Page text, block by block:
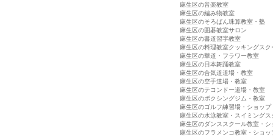
麻生区の音楽教室
麻生区の編み物教室
麻生区のそろばん珠算教室・塾
麻生区の囲碁教室サロン
麻生区の書道習字教室
麻生区の料理教室クッキングスク
麻生区の華道・フラワー教室
麻生区の日本舞踊教室
麻生区の合気道道場・教室
麻生区の空手道場・教室
麻生区のテコンドー道場・教室
麻生区のボクシングジム・教室
麻生区のゴルフ練習場・ショップ
麻生区の水泳教室・スイミングス
麻生区のダンススクール教室・シ
麻生区のフラメンコ教室・ショッ